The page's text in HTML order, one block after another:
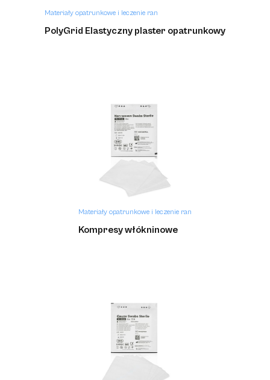
Materiały opatrunkowe i leczenie ran
PolyGrid Elastyczny plaster opatrunkowy
Materiały opatrunkowe i leczenie ran
Kompresy włókninowe